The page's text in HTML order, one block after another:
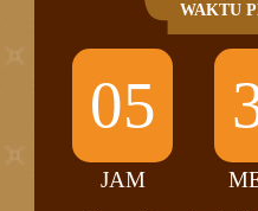
WAKTU
05
JAM